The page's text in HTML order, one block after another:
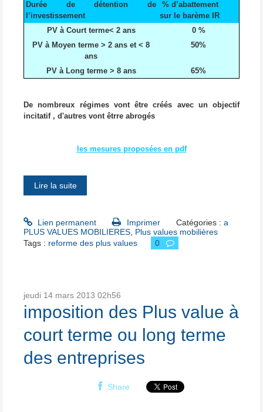
Durée de détention de
l’investissement
% d’abattement
sur le barème IR
PV à Court terme< 2 ans
0 %
PV à Moyen terme > 2 ans et < 8
ans
50%
PV à Long terme > 8 ans 65%
De nombreux régimes vont être créés avec un objectif
incitatif , d'autres vont êtrre abrogés
les mesures proposées en pdf
Lire la suite
Lien permanent Imprimer Catégories : a
PLUS VALUES MOBILIERES Plus values mobilières
Tags : reforme des plus values 0
jeudi 14 mars 2013 02h56
imposition des Plus value à
court terme ou long terme
des entreprises
Share